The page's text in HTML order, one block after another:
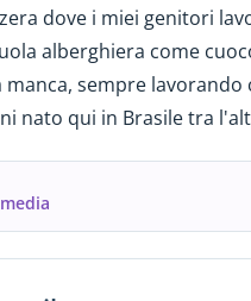
dove i miei genitori
alberghiera come
sempre lavorando
nato qui in Brasile tra